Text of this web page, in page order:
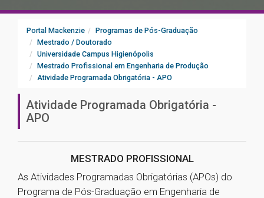
Portal Mackenzie
Programas de Pós-Graduação
Mestrado / Doutorado
Universidade Campus Higienópolis
Mestrado Profissional em Engenharia de Produção
Atividade Programada Obrigatória - APO
Atividade Programada Obrigatória -
APO
MESTRADO PROFISSIONAL
As Atividades Programadas Obrigatórias (APOs) do
Programa de Pós-Graduação em Engenharia de